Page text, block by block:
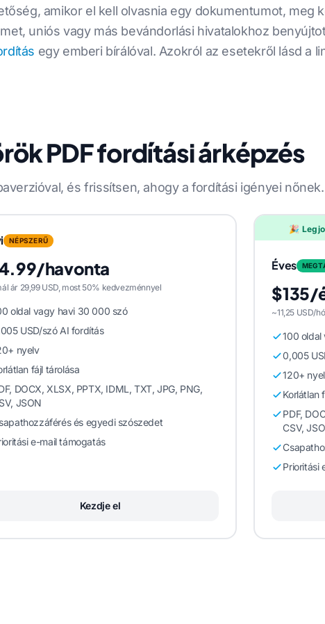
amikor el kell olvasnia egy dokumentumot, meg
uniós vagy más bevándorlási hivatalokhoz
egy emberi bírálóval. Azokról az esetekről lásd a
PDF fordítási árképzés
és frissítsen, ahogy a fordítási igényei nőnek.
NÉPSZERŰ
havonta
ár 29,99 USD, most 50% kedvezménnyel
oldal vagy havi 30 000 szó
USD/szó AI fordítás
nyelv
fájl tárolása
DOCX, XLSX, PPTX, IDML, TXT, JPG, PNG,
JSON
és egyedi szószedet
e-mail támogatás
Kezdje el
🎉
Éves
$135/
~11,25 USD/
100
0,005
120+
Korlátlan
PDF,
CSV,
Prioritási